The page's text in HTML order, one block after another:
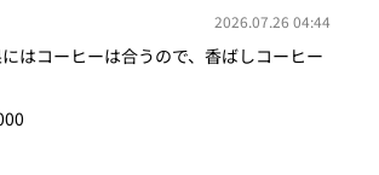
2026.07.26 04:44
はコーヒーは合うので、香ばしコーヒー